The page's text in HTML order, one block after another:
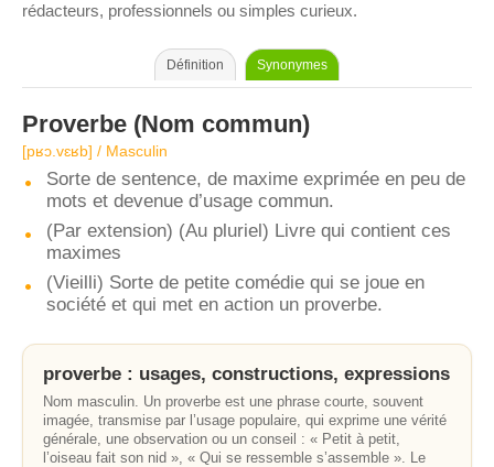
rédacteurs, professionnels ou simples curieux.
Définition Synonymes
Proverbe (Nom commun)
[pʁɔ.vɛʁb] / Masculin
Sorte de sentence, de maxime exprimée en peu de
mots et devenue d’usage commun.
(Par extension) (Au pluriel) Livre qui contient ces
maximes
(Vieilli) Sorte de petite comédie qui se joue en
société et qui met en action un proverbe.
proverbe : usages, constructions, expressions
Nom masculin. Un proverbe est une phrase courte, souvent
imagée, transmise par l’usage populaire, qui exprime une vérité
générale, une observation ou un conseil : « Petit à petit,
l’oiseau fait son nid », « Qui se ressemble s’assemble ». Le